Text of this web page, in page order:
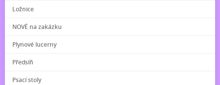
Ložnice
NOVÉ na zakázku
Plynové lucerny
Předsíň
Psací stoly